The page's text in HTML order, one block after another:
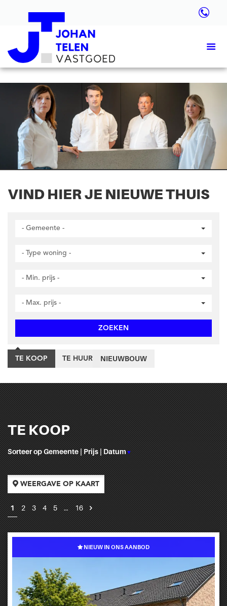
VIND HIER JE NIEUWE THUIS
- Gemeente -
- Type woning -
- Min. prijs -
- Max. prijs -
ZOEKEN
TE KOOP TE HUUR NIEUWBOUW
TE KOOP
Sorteer opGemeente|Prijs|Datum▼
WEERGAVE OP KAART
1 2 3 4 5 … 16
NIEUW IN ONS AANBOD